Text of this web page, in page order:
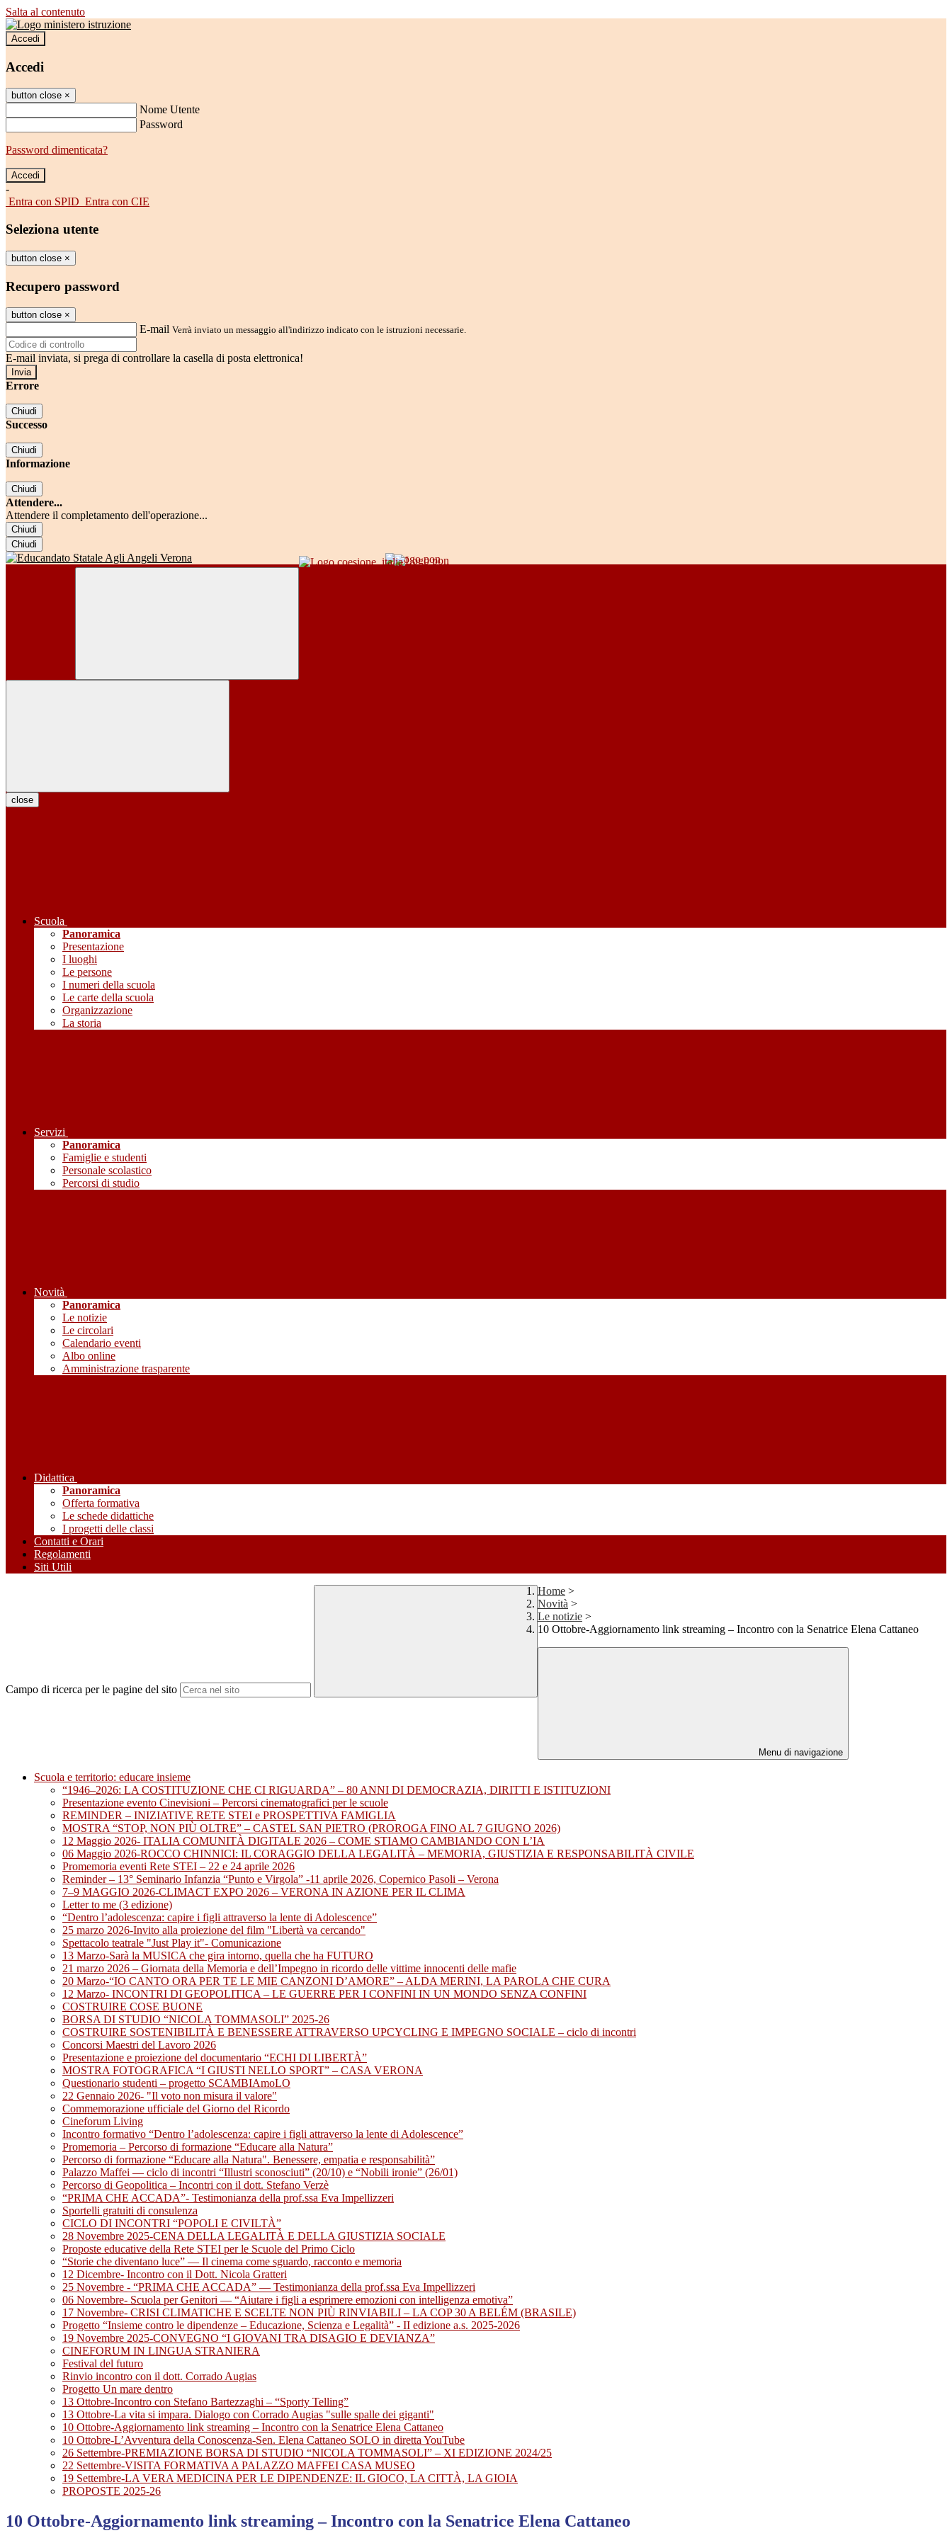
Salta al contenuto
Accedi
Accedi
button close ×
Nome Utente
Password
Password dimenticata?
-
Entra con SPID Entra con CIE
Seleziona utente
button close ×
Recupero password
button close ×
E-mail Verrà inviato un messaggio all'indirizzo indicato con le istruzioni necessarie.
E-mail inviata, si prega di controllare la casella di posta elettronica!
Errore
Chiudi
Successo
Chiudi
Informazione
Chiudi
Attendere...
Attendere il completamento dell'operazione...
Chiudi
Chiudi
close
Scuola
Panoramica
Presentazione
I luoghi
Le persone
I numeri della scuola
Le carte della scuola
Organizzazione
La storia
Servizi
Panoramica
Famiglie e studenti
Personale scolastico
Percorsi di studio
Novità
Panoramica
Le notizie
Le circolari
Calendario eventi
Albo online
Amministrazione trasparente
Didattica
Panoramica
Offerta formativa
Le schede didattiche
I progetti delle classi
Contatti e Orari
Regolamenti
Siti Utili
Campo di ricerca per le pagine del sito
Home >
Novità >
Le notizie >
10 Ottobre-Aggiornamento link streaming – Incontro con la Senatrice Elena Cattaneo
Menu di navigazione
Scuola e territorio: educare insieme
“1946–2026: LA COSTITUZIONE CHE CI RIGUARDA” – 80 ANNI DI DEMOCRAZIA, DIRITTI E ISTITUZIONI
Presentazione evento Cinevisioni – Percorsi cinematografici per le scuole
REMINDER – INIZIATIVE RETE STEI e PROSPETTIVA FAMIGLIA
MOSTRA “STOP, NON PIÙ OLTRE” – CASTEL SAN PIETRO (PROROGA FINO AL 7 GIUGNO 2026)
12 Maggio 2026- ITALIA COMUNITÀ DIGITALE 2026 – COME STIAMO CAMBIANDO CON L’IA
06 Maggio 2026-ROCCO CHINNICI: IL CORAGGIO DELLA LEGALITÀ – MEMORIA, GIUSTIZIA E RESPONSABILITÀ CIVILE
Promemoria eventi Rete STEI – 22 e 24 aprile 2026
Reminder – 13° Seminario Infanzia “Punto e Virgola” -11 aprile 2026, Copernico Pasoli – Verona
7–9 MAGGIO 2026-CLIMACT EXPO 2026 – VERONA IN AZIONE PER IL CLIMA
Letter to me (3 edizione)
“Dentro l’adolescenza: capire i figli attraverso la lente di Adolescence”
25 marzo 2026-Invito alla proiezione del film "Libertà va cercando"
Spettacolo teatrale "Just Play it"- Comunicazione
13 Marzo-Sarà la MUSICA che gira intorno, quella che ha FUTURO
21 marzo 2026 – Giornata della Memoria e dell’Impegno in ricordo delle vittime innocenti delle mafie
20 Marzo-“IO CANTO ORA PER TE LE MIE CANZONI D’AMORE” – ALDA MERINI, LA PAROLA CHE CURA
12 Marzo- INCONTRI DI GEOPOLITICA – LE GUERRE PER I CONFINI IN UN MONDO SENZA CONFINI
COSTRUIRE COSE BUONE
BORSA DI STUDIO “NICOLA TOMMASOLI” 2025-26
COSTRUIRE SOSTENIBILITÀ E BENESSERE ATTRAVERSO UPCYCLING E IMPEGNO SOCIALE – ciclo di incontri
Concorsi Maestri del Lavoro 2026
Presentazione e proiezione del documentario “ECHI DI LIBERTÀ”
MOSTRA FOTOGRAFICA “I GIUSTI NELLO SPORT” – CASA VERONA
Questionario studenti – progetto SCAMBIAmoLO
22 Gennaio 2026- "Il voto non misura il valore"
Commemorazione ufficiale del Giorno del Ricordo
Cineforum Living
Incontro formativo “Dentro l’adolescenza: capire i figli attraverso la lente di Adolescence”
Promemoria – Percorso di formazione “Educare alla Natura”
Percorso di formazione “Educare alla Natura". Benessere, empatia e responsabilità”
Palazzo Maffei — ciclo di incontri “Illustri sconosciuti” (20/10) e “Nobili ironie” (26/01)
Percorso di Geopolitica – Incontri con il dott. Stefano Verzè
“PRIMA CHE ACCADA”- Testimonianza della prof.ssa Eva Impellizzeri
Sportelli gratuiti di consulenza
CICLO DI INCONTRI “POPOLI E CIVILTÀ”
28 Novembre 2025-CENA DELLA LEGALITÀ E DELLA GIUSTIZIA SOCIALE
Proposte educative della Rete STEI per le Scuole del Primo Ciclo
“Storie che diventano luce” — Il cinema come sguardo, racconto e memoria
12 Dicembre- Incontro con il Dott. Nicola Gratteri
25 Novembre - “PRIMA CHE ACCADA” — Testimonianza della prof.ssa Eva Impellizzeri
06 Novembre- Scuola per Genitori — “Aiutare i figli a esprimere emozioni con intelligenza emotiva”
17 Novembre- CRISI CLIMATICHE E SCELTE NON PIÙ RINVIABILI – LA COP 30 A BELÉM (BRASILE)
Progetto “Insieme contro le dipendenze – Educazione, Scienza e Legalità” - II edizione a.s. 2025-2026
19 Novembre 2025-CONVEGNO “I GIOVANI TRA DISAGIO E DEVIANZA”
CINEFORUM IN LINGUA STRANIERA
Festival del futuro
Rinvio incontro con il dott. Corrado Augias
Progetto Un mare dentro
13 Ottobre-Incontro con Stefano Bartezzaghi – “Sporty Telling”
13 Ottobre-La vita si impara. Dialogo con Corrado Augias "sulle spalle dei giganti"
10 Ottobre-Aggiornamento link streaming – Incontro con la Senatrice Elena Cattaneo
10 Ottobre-L’Avventura della Conoscenza-Sen. Elena Cattaneo SOLO in diretta YouTube
26 Settembre-PREMIAZIONE BORSA DI STUDIO “NICOLA TOMMASOLI” – XI EDIZIONE 2024/25
22 Settembre-VISITA FORMATIVA A PALAZZO MAFFEI CASA MUSEO
19 Settembre-LA VERA MEDICINA PER LE DIPENDENZE: IL GIOCO, LA CITTÀ, LA GIOIA
PROPOSTE 2025-26
10 Ottobre-Aggiornamento link streaming – Incontro con la Senatrice Elena Cattaneo